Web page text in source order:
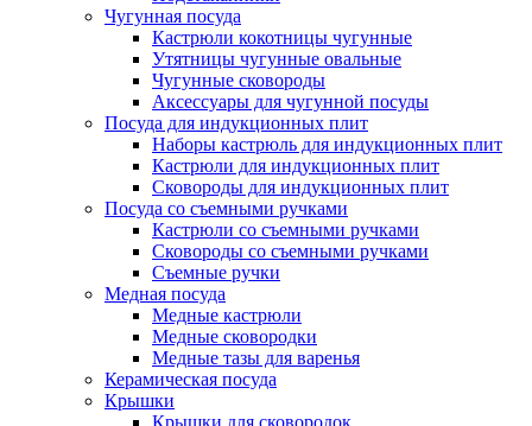
Чугунная посуда
Кастрюли кокотницы чугунные
Утятницы чугунные овальные
Чугунные сковороды
Аксессуары для чугунной посуды
Посуда для индукционных плит
Наборы кастрюль для индукционных плит
Кастрюли для индукционных плит
Сковороды для индукционных плит
Посуда со съемными ручками
Кастрюли со съемными ручками
Сковороды со съемными ручками
Съемные ручки
Медная посуда
Медные кастрюли
Медные сковородки
Медные тазы для варенья
Керамическая посуда
Крышки
Крышки для сковородок